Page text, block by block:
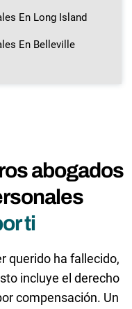
En Long Island
En Belleville
abogados
ti
querido ha fallecido,
incluye el derecho
compensación. Un